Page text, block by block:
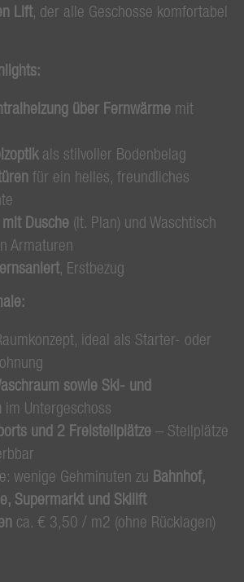
Lift, der alle Geschosse komfortabel
über Fernwärme mit
als stilvoller Bodenbelag
für ein helles, freundliches
Dusche (lt. Plan) und Waschtisch
Armaturen
, Erstbezug
ideal als Starter- oder
sowie Ski- und
im Untergeschoss
und 2 Freistellplätze – Stellplätze
wenige Gehminuten zu Bahnhof,
Supermarkt und Skilift
ca. € 3,50 / m2 (ohne Rücklagen)